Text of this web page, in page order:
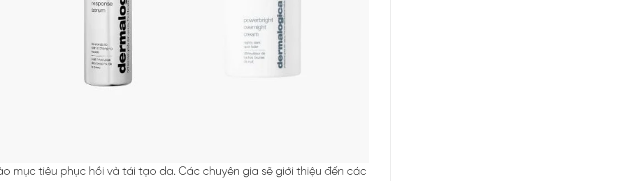
mục tiêu phục hồi và tái tạo da. Các chuyên gia sẽ giới thiệu đến các